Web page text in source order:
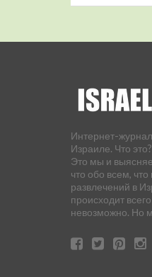
Интернет-журнал
Израиле. Что
Это мы и
что обо всем,
развлечений в
происходит
невозможно. Но